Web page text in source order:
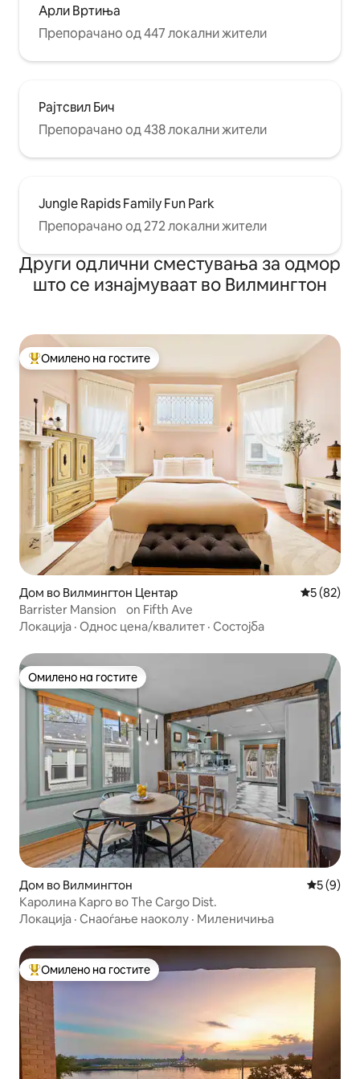
Арли Вртиња
Препорачано од 447 локални жители
Рајтсвил Бич
Препорачано од 438 локални жители
Jungle Rapids Family Fun Park
Препорачано од 272 локални жители
Други одлични сместувања за одмор
што се изнајмуваат во Вилмингтон
Меѓу најуспешните „Омилени на гостите“
Омилено на гостите
Дом во Вилмингтон Центар Просечна
5 (82)
Barrister Mansion on Fifth Ave
Локација · Однос цена/квалитет · Состојба
Омилено на гостите
Омилено на гостите
Дом во Вилмингтон
5 (9)
Каролина Карго во The Cargo Dist.
Локација · Снаоѓање наоколу · Миленичиња
Меѓу најуспешните „Омилени на гостите“
Омилено на гостите